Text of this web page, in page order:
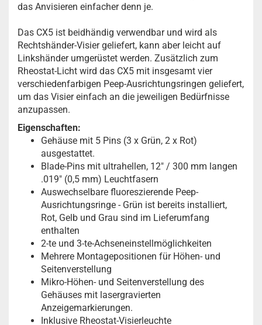
das Anvisieren einfacher denn je.
Das CX5 ist beidhändig verwendbar und wird als
Rechtshänder-Visier geliefert, kann aber leicht auf
Linkshänder umgerüstet werden. Zusätzlich zum
Rheostat-Licht wird das CX5 mit insgesamt vier
verschiedenfarbigen Peep-Ausrichtungsringen geliefert,
um das Visier einfach an die jeweiligen Bedürfnisse
anzupassen.
Eigenschaften:
Gehäuse mit 5 Pins (3 x Grün, 2 x Rot)
ausgestattet.
Blade-Pins mit ultrahellen, 12" / 300 mm langen
.019" (0,5 mm) Leuchtfasern
Auswechselbare fluoreszierende Peep-
Ausrichtungsringe - Grün ist bereits installiert,
Rot, Gelb und Grau sind im Lieferumfang
enthalten
2-te und 3-te-Achseneinstellmöglichkeiten
Mehrere Montagepositionen für Höhen- und
Seitenverstellung
Mikro-Höhen- und Seitenverstellung des
Gehäuses mit lasergravierten
Anzeigemarkierungen.
Inklusive Rheostat-Visierleuchte